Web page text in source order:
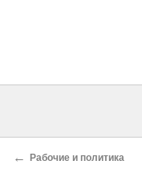
← Рабочие и политика